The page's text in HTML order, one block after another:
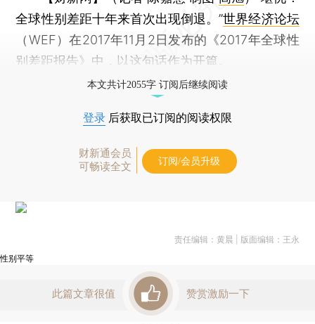
全球性别差距十年来首次出现倒退。”世界经济论坛
（WEF）在2017年11月2日发布的《2017年全球性
别差距报告》中，以这句话作为开篇。
本文共计2055字 订阅后继续阅读
登录 后获取已订阅的阅读权限
财新通会员
可畅读全文
订阅/会员升级
责任编辑：黄晨 | 版面编辑：王永
性别平等
此篇文章很值 赞赏激励一下